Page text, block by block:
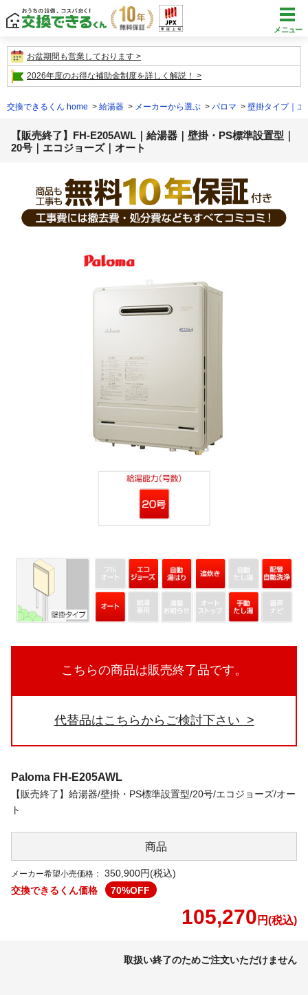
メニュー
お盆期間も営業しております
2026年度のお得な補助金制度を詳しく解説！
交換できるくん home 給湯器 メーカーから選ぶ パロマ 壁掛タイプ｜エ
【販売終了】FH-E205AWL｜給湯器｜壁掛・PS標準設置型｜
20号｜エコジョーズ｜オート
こちらの商品は販売終了品です。
代替品はこちらからご検討下さい
Paloma FH-E205AWL
【販売終了】給湯器/壁掛・PS標準設置型/20号/エコジョーズ/オー
ト
商品
メーカー希望小売価格：
350,900円(税込)
交換できるくん価格
70%OFF
105,270 円(税込)
取扱い終了のためご注文いただけません